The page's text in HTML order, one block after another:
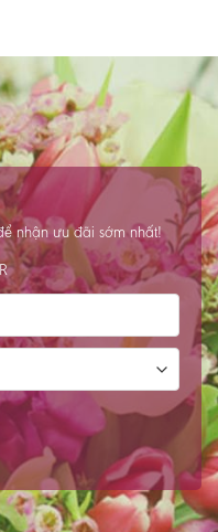
nhận ưu đãi sớm nhất!